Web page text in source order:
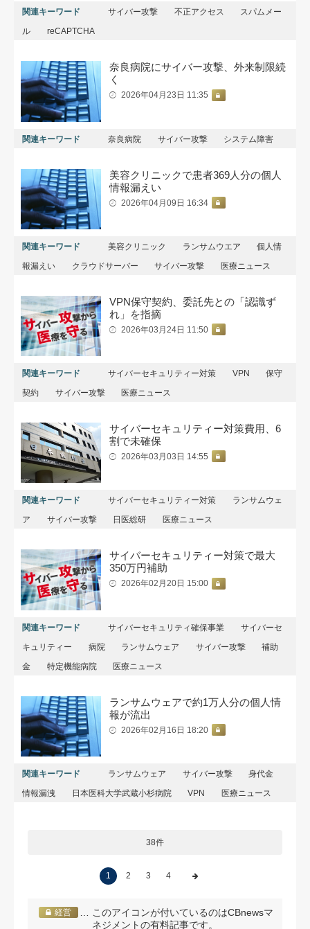
関連キーワード サイバー攻撃 不正アクセス
スパムメー
ル
reCAPTCHA
奈良病院にサイバー攻撃、外来制限続
く
2026年04月23日 11:35
関連キーワード 奈良病院 サイバー攻撃 システム障害
美容クリニックで患者369人分の個人
情報漏えい
2026年04月09日 16:34
関連キーワード 美容クリニック ランサムウエア
個人情
報漏えい
クラウドサーバー サイバー攻撃 医療ニュース
VPN保守契約、委託先との「認識ず
れ」を指摘
2026年03月24日 11:50
関連キーワード サイバーセキュリティー対策 VPN
保守
契約
サイバー攻撃 医療ニュース
サイバーセキュリティー対策費用、6
割で未確保
2026年03月03日 14:55
関連キーワード サイバーセキュリティー対策
ランサムウェ
ア
サイバー攻撃 日医総研 医療ニュース
サイバーセキュリティー対策で最大
350万円補助
2026年02月20日 15:00
関連キーワード サイバーセキュリティ確保事業
サイバーセ
キュリティー
病院 ランサムウェア サイバー攻撃
補助
金
特定機能病院 医療ニュース
ランサムウェアで約1万人分の個人情
報が流出
2026年02月16日 18:20
関連キーワード ランサムウェア サイバー攻撃
身代金
情報漏洩
日本医科大学武蔵小杉病院 VPN 医療ニュース
38件
1 2 3 4
経営
… このアイコンが付いているのはCBnewsマ
ネジメントの有料記事です。